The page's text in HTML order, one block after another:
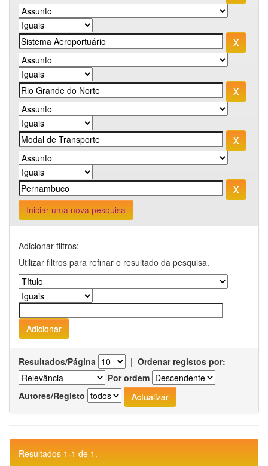
Iniciar uma nova pesquisa
Adicionar filtros:
Utilizar filtros para refinar o resultado da pesquisa.
Resultados/Página | Ordenar registos por:
Por ordem
Autores/Registo
Resultados 1-1 de 1.